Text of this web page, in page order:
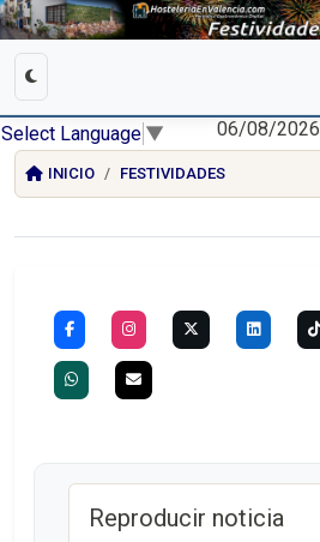
Select Language ▼ 06/08/2026
INICIO FESTIVIDADES
Reproducir noticia